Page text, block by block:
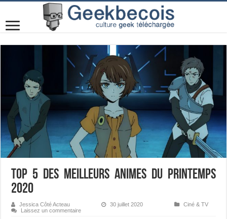
Top 5 des meilleurs animes du printemps
2020
Jessica Côté Acteau 30 juillet 2020
Ciné & TV
Laissez un commentaire